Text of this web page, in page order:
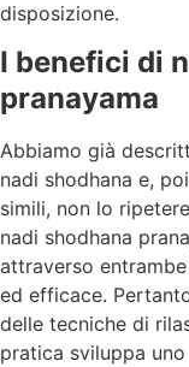
disposizione.
I benefici di
pranayama
Abbiamo già
nadi shodhana e,
simili, non lo
nadi shodhana
attraverso
ed efficace.
delle tecniche di
pratica sviluppa